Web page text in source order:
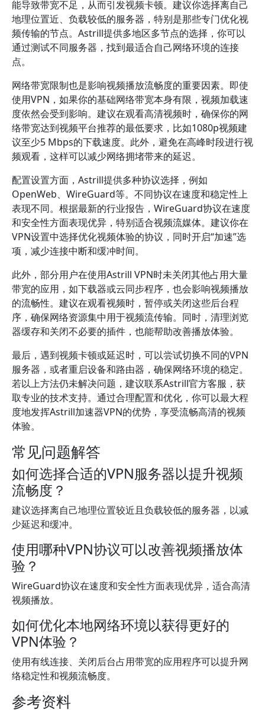
能导致带宽不足，从而引发视频卡顿。建议你选择离自己
地理位置近、负载较低的服务器，特别是那些专门优化视
频传输的节点。Astrill提供多地区多节点的选择，你可以
通过测试不同服务器，找到最适合自己网络环境的连接
点。
网络带宽限制也是影响视频播放流畅度的重要因素。即使
使用VPN，如果你的基础网络带宽本身有限，视频加载速
度依然会受到影响。建议在观看高清视频时，确保你的网
络带宽达到视频平台推荐的最低要求，比如1080p视频建
议至少5 Mbps的下载速度。此外，避免在高峰时段进行视
频观看，这样可以减少网络拥堵带来的延迟。
配置设置方面，Astrill提供多种协议选择，例如
OpenWeb、WireGuard等。不同协议在速度和稳定性上
表现不同。根据最新的行业报告，WireGuard协议在速度
和安全性方面表现优异，特别适合视频流媒体。建议你在
VPN设置中选择优化视频体验的协议，同时开启“加速”选
项，减少连接中断和缓冲时间。
此外，部分用户在使用Astrill VPN时未关闭其他占用大量
带宽的应用，如下载器或云同步程序，也会影响视频播放
的流畅性。建议在观看视频时，暂停或关闭这些后台程
序，确保网络资源集中用于视频流传输。同时，清理浏览
器缓存和关闭不必要的插件，也能帮助改善播放体验。
最后，遇到视频卡顿或延迟时，可以尝试切换不同的VPN
服务器，或者重启设备和路由器，确保网络环境的稳定。
若以上方法仍未解决问题，建议联系Astrill官方客服，获
取专业的技术支持。通过合理配置和优化，你可以最大程
度地发挥Astrill加速器VPN的优势，享受流畅高清的视频
体验。
常见问题解答
如何选择合适的VPN服务器以提升视频
流畅度？
建议选择离自己地理位置较近且负载较低的服务器，以减
少延迟和缓冲。
使用哪种VPN协议可以改善视频播放体
验？
WireGuard协议在速度和安全性方面表现优异，适合高清
视频播放。
如何优化本地网络环境以获得更好的
VPN体验？
使用有线连接、关闭后台占用带宽的应用程序可以提升网
络稳定性和视频流畅度。
参考资料